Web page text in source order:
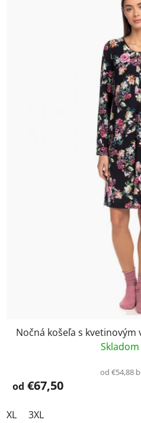
Nočná košeľa s kvetinovým
Skladom
od €54,88
od €67,50
XL 3XL